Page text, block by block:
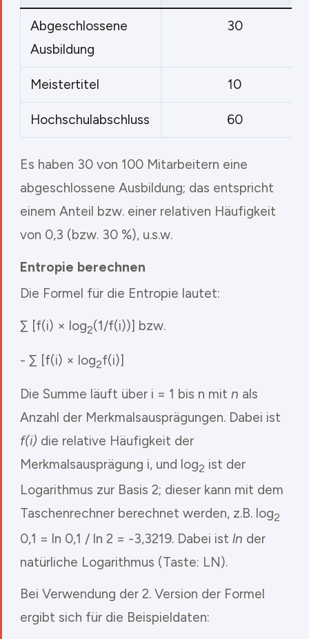
Abgeschlossene
Ausbildung
30
Meistertitel 10
Hochschulabschluss 60
Es haben 30 von 100 Mitarbeitern eine
abgeschlossene Ausbildung; das entspricht
einem Anteil bzw. einer relativen Häufigkeit
von 0,3 (bzw. 30 %), u.s.w.
Entropie berechnen
Die Formel für die Entropie lautet:
∑ [f(i) × log2(1/f(i))] bzw.
- ∑ [f(i) × log2f(i)]
Die Summe läuft über i = 1 bis n mit n als
Anzahl der Merkmalsausprägungen. Dabei ist
f(i) die relative Häufigkeit der
Merkmalsausprägung i, und log2 ist der
Logarithmus zur Basis 2; dieser kann mit dem
Taschenrechner berechnet werden, z.B. log2
0,1 = ln 0,1 / ln 2 = -3,3219. Dabei ist ln der
natürliche Logarithmus (Taste: LN).
Bei Verwendung der 2. Version der Formel
ergibt sich für die Beispieldaten: